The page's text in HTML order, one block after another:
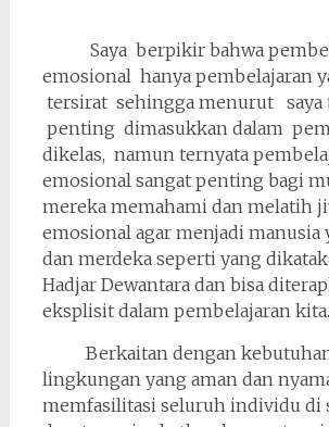
Saya berpikir bahwa
emosional hanya pembelajaran
tersirat sehingga menurut saya
penting dimasukkan dalam
dikelas, namun ternyata
emosional sangat penting bagi
mereka memahami dan melatih
emosional agar menjadi manusia
dan merdeka seperti yang
Hadjar Dewantara dan bisa
eksplisit dalam pembelajaran kita.
Berkaitan dengan kebutuhan
lingkungan yang aman dan
memfasilitasi seluruh individu di